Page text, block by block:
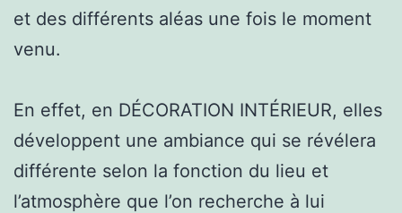
et des différents aléas une fois le moment
venu.
En effet, en DÉCORATION INTÉRIEUR, elles
développent une ambiance qui se révélera
différente selon la fonction du lieu et
l’atmosphère que l’on recherche à lui